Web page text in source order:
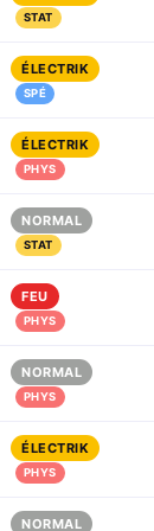
STAT
ÉLECTRIK
SPÉ
ÉLECTRIK
PHYS
NORMAL
STAT
FEU
PHYS
NORMAL
PHYS
ÉLECTRIK
PHYS
NORMAL